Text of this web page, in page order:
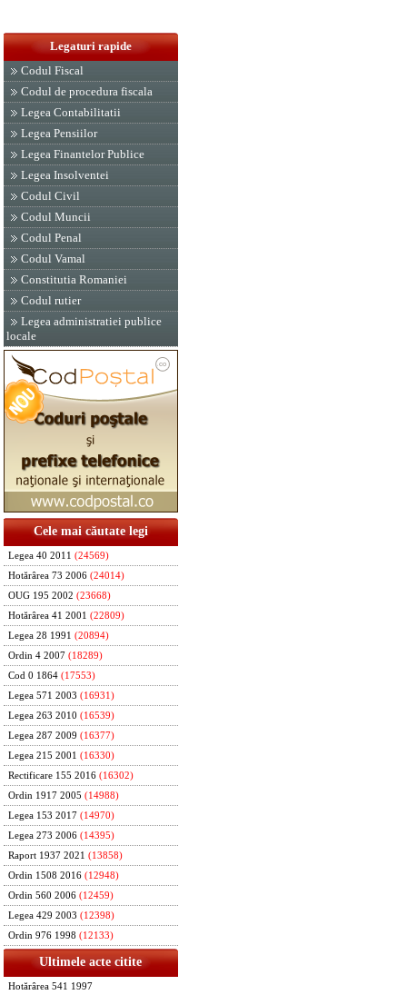
Legaturi rapide
Codul Fiscal
Codul de procedura fiscala
Legea Contabilitatii
Legea Pensiilor
Legea Finantelor Publice
Legea Insolventei
Codul Civil
Codul Muncii
Codul Penal
Codul Vamal
Constitutia Romaniei
Codul rutier
Legea administratiei publice
locale
Cele mai căutate legi
Legea 40 2011 (24569)
Hotărârea 73 2006 (24014)
OUG 195 2002 (23668)
Hotărârea 41 2001 (22809)
Legea 28 1991 (20894)
Ordin 4 2007 (18289)
Cod 0 1864 (17553)
Legea 571 2003 (16931)
Legea 263 2010 (16539)
Legea 287 2009 (16377)
Legea 215 2001 (16330)
Rectificare 155 2016 (16302)
Ordin 1917 2005 (14988)
Legea 153 2017 (14970)
Legea 273 2006 (14395)
Raport 1937 2021 (13858)
Ordin 1508 2016 (12948)
Ordin 560 2006 (12459)
Legea 429 2003 (12398)
Ordin 976 1998 (12133)
Ultimele acte citite
Hotărârea 541 1997